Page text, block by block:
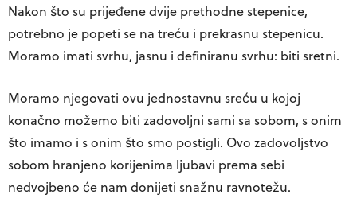
Nakon što su prijeđene dvije prethodne stepenice,
potrebno je popeti se na treću i prekrasnu stepenicu.
Moramo imati svrhu, jasnu i definiranu svrhu: biti sretni.
Moramo njegovati ovu jednostavnu sreću u kojoj
konačno možemo biti zadovoljni sami sa sobom, s onim
što imamo i s onim što smo postigli. Ovo zadovoljstvo
sobom hranjeno korijenima ljubavi prema sebi
nedvojbeno će nam donijeti snažnu ravnotežu.